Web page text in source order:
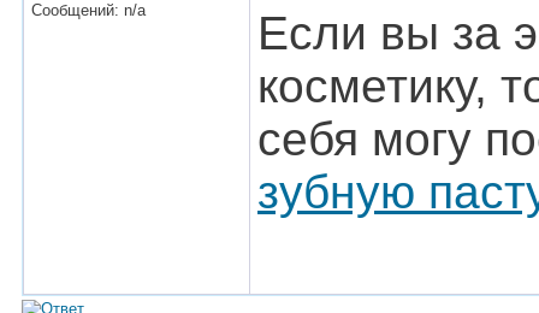
Сообщений: n/a
Если вы за
косметику,
себя могу
зубную